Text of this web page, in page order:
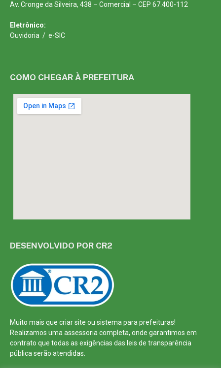
Av. Cronge da Silveira, 438 – Comercial – CEP 67.400-112
Eletrônico:
Ouvidoria / e-SIC
COMO CHEGAR À PREFEITURA
DESENVOLVIDO POR CR2
Muito mais que criar site ou sistema para prefeituras!
Realizamos uma assessoria completa, onde garantimos em
contrato que todas as exigências das leis de transparência
pública serão atendidas.